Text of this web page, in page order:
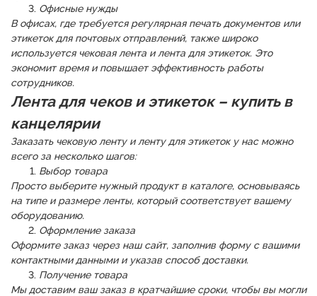
Офисные нужды
В офисах, где требуется регулярная печать документов или
этикеток для почтовых отправлений, также широко
используется чековая лента и лента для этикеток. Это
экономит время и повышает эффективность работы
сотрудников.
Лента для чеков и этикеток – купить в
канцелярии
Заказать чековую ленту и ленту для этикеток у нас можно
всего за несколько шагов:
Выбор товара
Просто выберите нужный продукт в каталоге, основываясь
на типе и размере ленты, который соответствует вашему
оборудованию.
Оформление заказа
Оформите заказ через наш сайт, заполнив форму с вашими
контактными данными и указав способ доставки.
Получение товара
Мы доставим ваш заказ в кратчайшие сроки, чтобы вы могли